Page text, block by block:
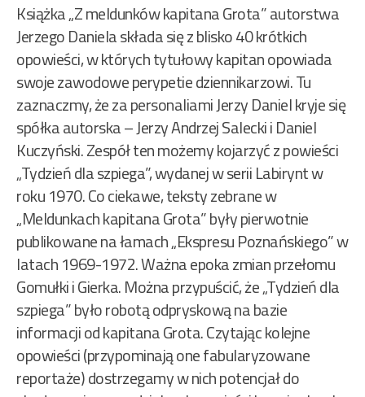
Książka „Z meldunków kapitana Grota” autorstwa
Jerzego Daniela składa się z blisko 40 krótkich
opowieści, w których tytułowy kapitan opowiada
swoje zawodowe perypetie dziennikarzowi. Tu
zaznaczmy, że za personaliami Jerzy Daniel kryje się
spółka autorska – Jerzy Andrzej Salecki i Daniel
Kuczyński. Zespół ten możemy kojarzyć z powieści
„Tydzień dla szpiega”, wydanej w serii Labirynt w
roku 1970. Co ciekawe, teksty zebrane w
„Meldunkach kapitana Grota” były pierwotnie
publikowane na łamach „Ekspresu Poznańskiego” w
latach 1969-1972. Ważna epoka zmian przełomu
Gomułki i Gierka. Można przypuścić, że „Tydzień dla
szpiega” było robotą odpryskową na bazie
informacji od kapitana Grota. Czytając kolejne
opowieści (przypominają one fabularyzowane
reportaże) dostrzegamy w nich potencjał do